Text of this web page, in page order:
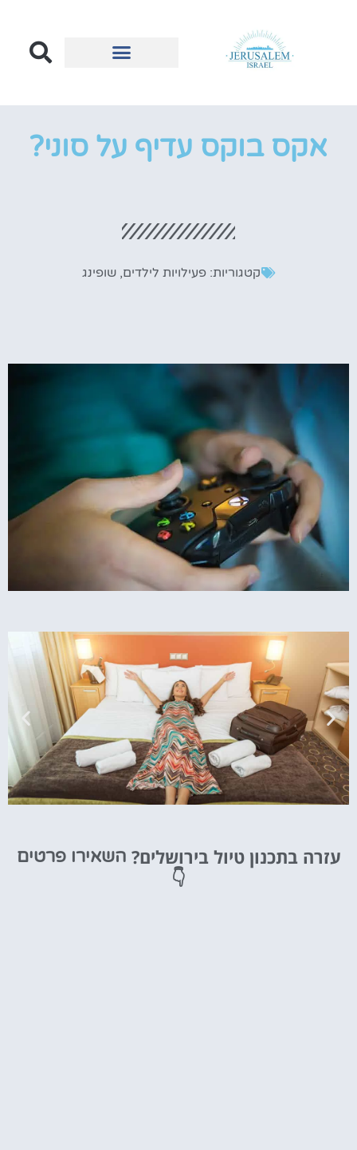
אקס בוקס עדיף על סוני?
קטגוריות: פעילויות לילדים,שופינג
מציאת מלון
עזרה בתכנון טיול בירושלים? השאירו פרטים
👇